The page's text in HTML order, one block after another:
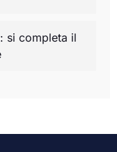
si completa il